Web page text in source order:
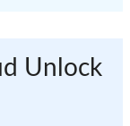
Unlock